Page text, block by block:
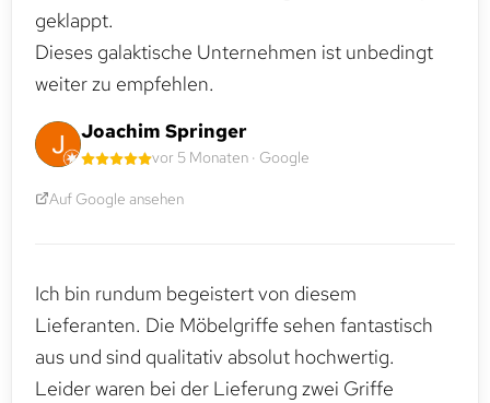
geklappt.
Dieses galaktische Unternehmen ist unbedingt
weiter zu empfehlen.
Joachim Springer
vor 5 Monaten · Google
Auf Google ansehen
Ich bin rundum begeistert von diesem
Lieferanten. Die Möbelgriffe sehen fantastisch
aus und sind qualitativ absolut hochwertig.
Leider waren bei der Lieferung zwei Griffe